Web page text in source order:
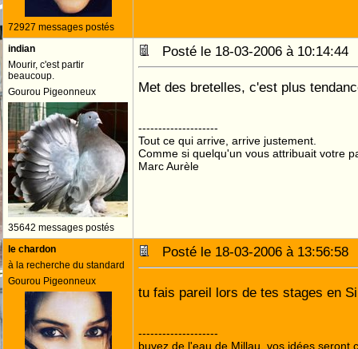
72927 messages postés
indian
Mourir, c'est partir
beaucoup.
Gourou Pigeonneux
35642 messages postés
Posté le 18-03-2006 à
Met des bretelles, c'est plus
--------------------
Tout ce qui arrive, arrive justement.
Comme si quelqu'un vous attribuait votre
Marc Aurèle
le chardon
à la recherche du standard
Gourou Pigeonneux
Posté le 18-03-2006 à
tu fais pareil lors de tes stages en
--------------------
buvez de l'eau de Millau, vos idées seront